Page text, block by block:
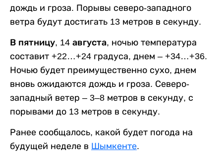
дождь и гроза. Порывы северо-западного
ветра будут достигать 13 метров в секунду.
В пятницу, 14 августа, ночью температура
составит +22…+24 градуса, днем – +34…+36.
Ночью будет преимущественно сухо, днем
вновь ожидаются дождь и гроза. Северо-
западный ветер – 3–8 метров в секунду, с
порывами до 13 метров в секунду.
Ранее сообщалось, какой будет погода на
будущей неделе в Шымкенте.